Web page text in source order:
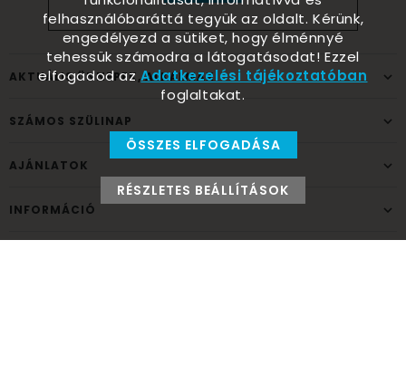
AKTUÁLIS ÜNNEPEK, ALKALMAK
SZÁMOS SZÜLINAP
AJÁNLATOK
INFORMÁCIÓ
felhasználóbaráttá tegyük az oldalt. Kérünk,
engedélyezd a sütiket, hogy élménnyé
tehessük számodra a látogatásodat! Ezzel
elfogadod azAdatkezelési tájékoztatóban
foglaltakat.
ÖSSZES ELFOGADÁSA
RÉSZLETES BEÁLLÍTÁSOK